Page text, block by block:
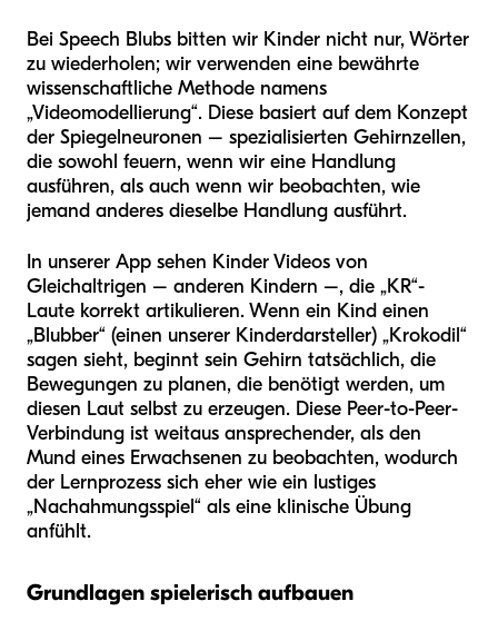
Bei Speech Blubs bitten wir Kinder nicht nur, Wörter
zu wiederholen; wir verwenden eine bewährte
wissenschaftliche Methode namens
„Videomodellierung“. Diese basiert auf dem Konzept
der Spiegelneuronen – spezialisierten Gehirnzellen,
die sowohl feuern, wenn wir eine Handlung
ausführen, als auch wenn wir beobachten, wie
jemand anderes dieselbe Handlung ausführt.
In unserer App sehen Kinder Videos von
Gleichaltrigen – anderen Kindern –, die „KR“-
Laute korrekt artikulieren. Wenn ein Kind einen
„Blubber“ (einen unserer Kinderdarsteller) „Krokodil“
sagen sieht, beginnt sein Gehirn tatsächlich, die
Bewegungen zu planen, die benötigt werden, um
diesen Laut selbst zu erzeugen. Diese Peer-to-Peer-
Verbindung ist weitaus ansprechender, als den
Mund eines Erwachsenen zu beobachten, wodurch
der Lernprozess sich eher wie ein lustiges
„Nachahmungsspiel“ als eine klinische Übung
anfühlt.
Grundlagen spielerisch aufbauen